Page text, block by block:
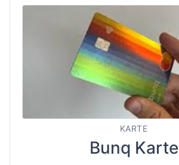
KARTE
Bunq Karte